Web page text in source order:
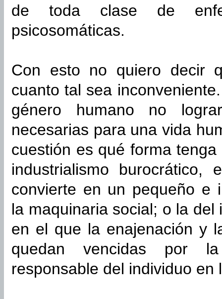
de toda clase de
psicosomáticas.
Con esto no quiero decir
cuanto tal sea
género humano no
necesarias para una vida
cuestión es qué forma
industrialismo
convierte en un pequeño e
la maquinaria social; o la
en el que la enajenación y
quedan vencidas por
responsable del individuo